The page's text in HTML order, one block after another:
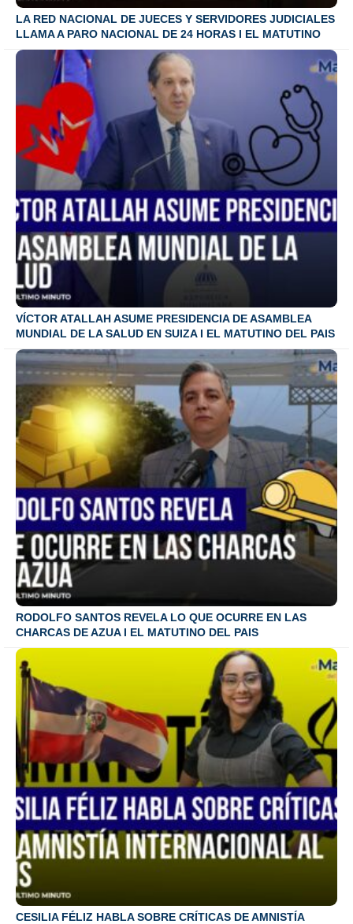
LA RED NACIONAL DE JUECES Y SERVIDORES JUDICIALES
LLAMA A PARO NACIONAL DE 24 HORAS I EL MATUTINO
VÍCTOR ATALLAH ASUME PRESIDENCIA DE ASAMBLEA
MUNDIAL DE LA SALUD EN SUIZA I EL MATUTINO DEL PAIS
RODOLFO SANTOS REVELA LO QUE OCURRE EN LAS
CHARCAS DE AZUA I EL MATUTINO DEL PAIS
CESILIA FÉLIZ HABLA SOBRE CRÍTICAS DE AMNISTÍA